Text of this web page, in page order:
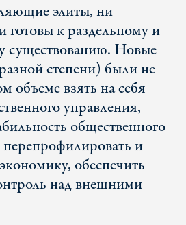
элиты, ни
готовы к раздельному и
существованию. Новые
степени) были не
объеме взять на себя
управления,
общественного
перепрофилировать и
обеспечить
над внешними